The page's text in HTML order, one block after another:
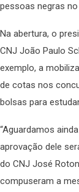
pessoas negras
Na abertura, o
CNJ João Paulo
exemplo, a
de cotas nos
bolsas para
“Aguardamos
aprovação dele
do CNJ José
compuseram a